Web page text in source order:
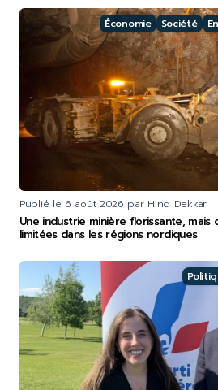
Économie Société
Publié le 6 août 2026 par Hind Dekkar
Une industrie minière florissante,
limitées dans les régions nordiques